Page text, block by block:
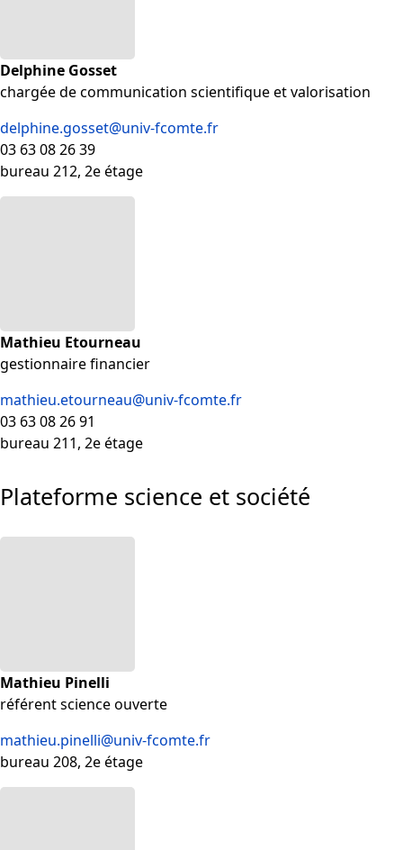
Delphine Gosset
chargée de communication scientifique et valorisation
delphine.gosset@univ-fcomte.fr
03 63 08 26 39
bureau 212, 2e étage
Mathieu Etourneau
gestionnaire financier
mathieu.etourneau@univ-fcomte.fr
03 63 08 26 91
bureau 211, 2e étage
Plateforme science et société
Mathieu Pinelli
référent science ouverte
mathieu.pinelli@univ-fcomte.fr
bureau 208, 2e étage